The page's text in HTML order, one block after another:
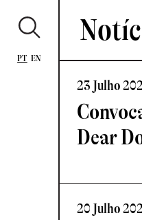
PT EN
23 Julho
Dear
20 Julho